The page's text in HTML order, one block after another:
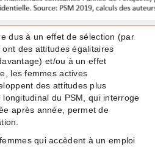
dus à un effet de sélection (par
des attitudes égalitaires
et/ou à un effet
les femmes actives
des attitudes plus
du PSM, qui interroge
après année, permet de
qui accèdent à un emploi